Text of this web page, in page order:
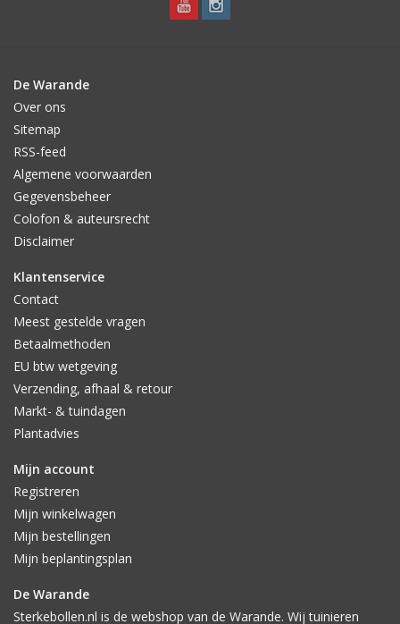
De Warande
Over ons
Sitemap
RSS-feed
Algemene voorwaarden
Gegevensbeheer
Colofon & auteursrecht
Disclaimer
Klantenservice
Contact
Meest gestelde vragen
Betaalmethoden
EU btw wetgeving
Verzending, afhaal & retour
Markt- & tuindagen
Plantadvies
Mijn account
Registreren
Mijn winkelwagen
Mijn bestellingen
Mijn beplantingsplan
De Warande
Sterkebollen.nl is de webshop van de Warande. Wij tuinieren